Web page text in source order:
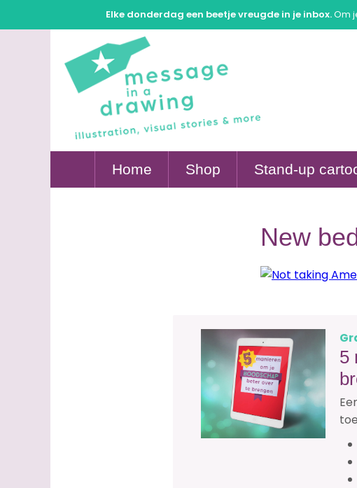
Elke donderdag een beetje vreugde in je inbox.Om
Home Shop Stand-up
New
5